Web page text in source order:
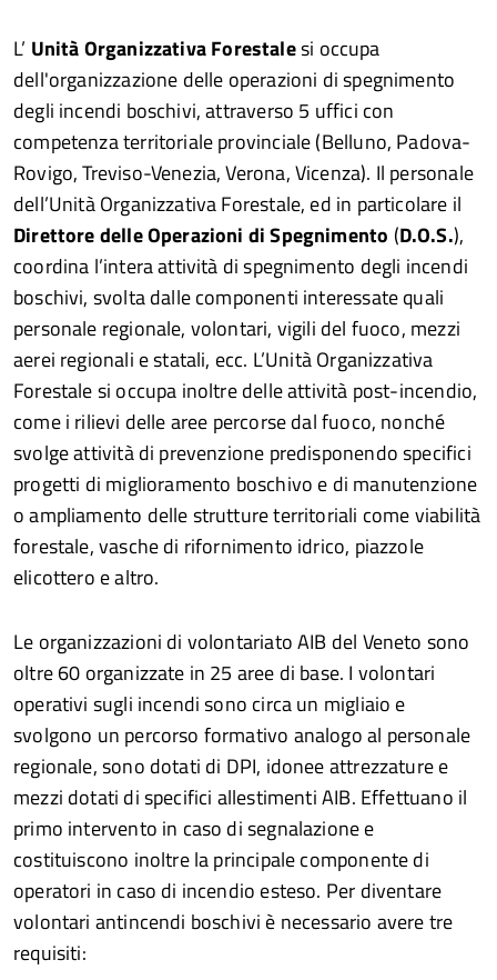
L’ Unità Organizzativa Forestalesi occupa
dell'organizzazione delle operazioni di spegnimento
degli incendi boschivi, attraverso 5 uffici con
competenza territoriale provinciale (Belluno, Padova-
Rovigo, Treviso-Venezia, Verona, Vicenza). Il personale
dell’Unità Organizzativa Forestale, ed in particolare il
Direttore delle Operazioni di Spegnimento (D.O.S.),
coordina l’intera attività di spegnimento degli incendi
boschivi, svolta dalle componenti interessate quali
personale regionale, volontari, vigili del fuoco, mezzi
aerei regionali e statali, ecc. L’Unità Organizzativa
Forestale si occupa inoltre delle attività post-incendio,
come i rilievi delle aree percorse dal fuoco, nonché
svolge attività di prevenzione predisponendo specifici
progetti di miglioramento boschivo e di manutenzione
o ampliamento delle strutture territoriali come viabilità
forestale, vasche di rifornimento idrico, piazzole
elicottero e altro.
Le organizzazioni di volontariato AIB del Veneto sono
oltre 60 organizzate in 25 aree di base. I volontari
operativi sugli incendi sono circa un migliaio e
svolgono un percorso formativo analogo al personale
regionale, sono dotati di DPI, idonee attrezzature e
mezzi dotati di specifici allestimenti AIB. Effettuano il
primo intervento in caso di segnalazione e
costituiscono inoltre la principale componente di
operatori in caso di incendio esteso. Per diventare
volontari antincendi boschivi è necessario avere tre
requisiti: